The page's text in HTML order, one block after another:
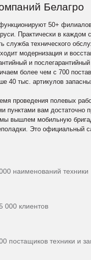
Белагро
50+
Практически в каждом
служба технического
модернизация и
и
более чем с 700
40 тыс. артикулов
проведения полевых
пунктами вам достаточно
вышлем мобильную
Это официальный
наименований техники
000 клиентов
постащиков техники и